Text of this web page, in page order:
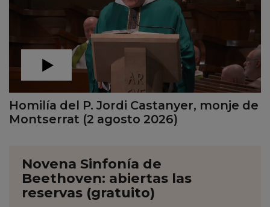
Homilía del P. Jordi Castanyer, monje de
Montserrat (2 agosto 2026)
Novena Sinfonía de
Beethoven: abiertas las
reservas (gratuito)